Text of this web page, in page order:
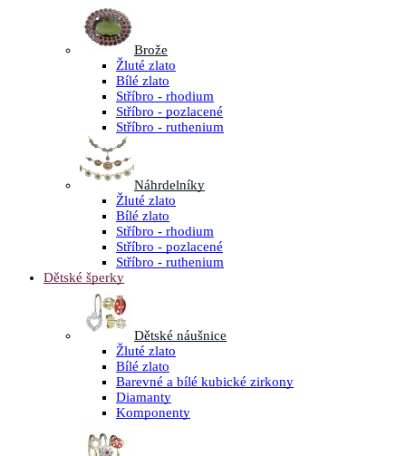
Brože
Žluté zlato
Bílé zlato
Stříbro - rhodium
Stříbro - pozlacené
Stříbro - ruthenium
Náhrdelníky
Žluté zlato
Bílé zlato
Stříbro - rhodium
Stříbro - pozlacené
Stříbro - ruthenium
Dětské šperky
Dětské náušnice
Žluté zlato
Bílé zlato
Barevné a bílé kubické zirkony
Diamanty
Komponenty